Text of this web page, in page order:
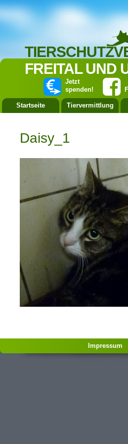
FREITAL UND
Jetzt
spenden!
Startseite Tiervermittlung
Daisy_1
Impressum